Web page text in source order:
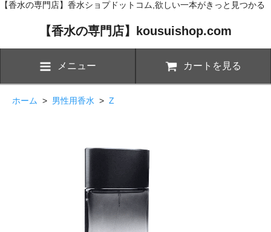
【香水の専門店】香水ショプドットコム,欲しい一本がきっと見つかる
【香水の専門店】kousuishop.com
メニュー カートを見る
ホーム > 男性用香水 > Z